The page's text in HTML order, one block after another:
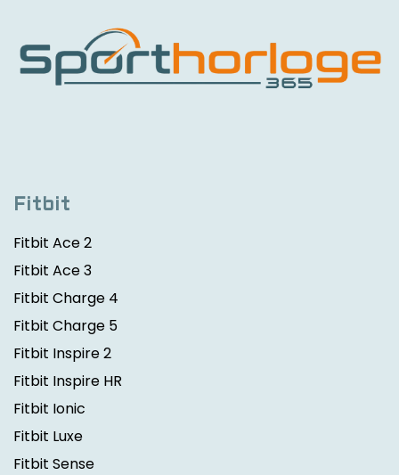
Fitbit
Fitbit Ace 2
Fitbit Ace 3
Fitbit Charge 4
Fitbit Charge 5
Fitbit Inspire 2
Fitbit Inspire HR
Fitbit Ionic
Fitbit Luxe
Fitbit Sense